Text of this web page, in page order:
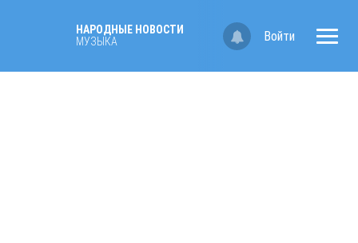
НАРОДНЫЕ НОВОСТИ
МУЗЫКА
Войти